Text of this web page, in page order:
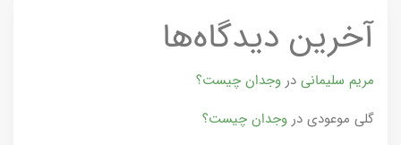
آخرین دیدگاه‌ها
مریم سلیمانی در وجدان چیست؟
گلی موعودی در وجدان چیست؟